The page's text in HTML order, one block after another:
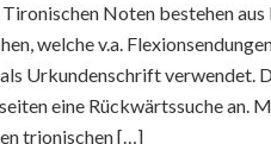
Noten bestehen
welche v.a.
Urkundenschrift verwendet.
eine Rückwärtssuche an.
trionischen […]